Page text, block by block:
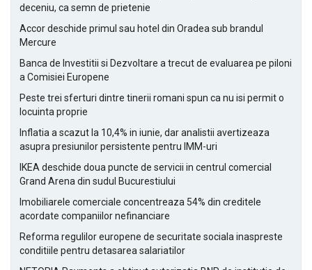
deceniu, ca semn de prietenie
Accor deschide primul sau hotel din Oradea sub brandul
Mercure
Banca de Investitii si Dezvoltare a trecut de evaluarea pe piloni
a Comisiei Europene
Peste trei sferturi dintre tinerii romani spun ca nu isi permit o
locuinta proprie
Inflatia a scazut la 10,4% in iunie, dar analistii avertizeaza
asupra presiunilor persistente pentru IMM-uri
IKEA deschide doua puncte de servicii in centrul comercial
Grand Arena din sudul Bucurestiului
Imobiliarele comerciale concentreaza 54% din creditele
acordate companiilor nefinanciare
Reforma regulilor europene de securitate sociala inaspreste
conditiile pentru detasarea salariatilor